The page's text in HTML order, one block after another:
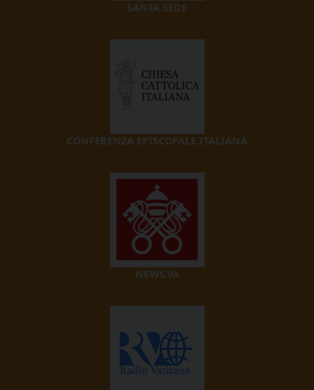
SANTA SEDE
CONFERENZA EPISCOPALE ITALIANA
NEWS.VA